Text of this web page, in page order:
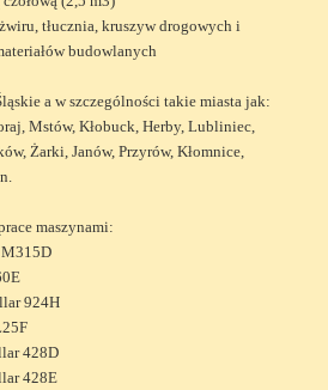
tłucznia, kruszyw drogowych i
budowlanych
a w szczególności takie miasta jak:
Mstów, Kłobuck, Herby, Lubliniec,
Żarki, Janów, Przyrów, Kłomnice,
maszynami:
M315D
924H
428D
428E